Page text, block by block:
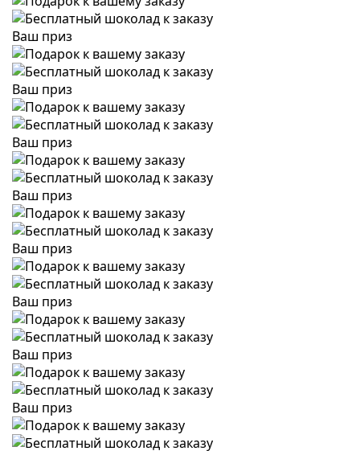
Ваш приз
Ваш приз
Ваш приз
Ваш приз
Ваш приз
Ваш приз
Ваш приз
Ваш приз